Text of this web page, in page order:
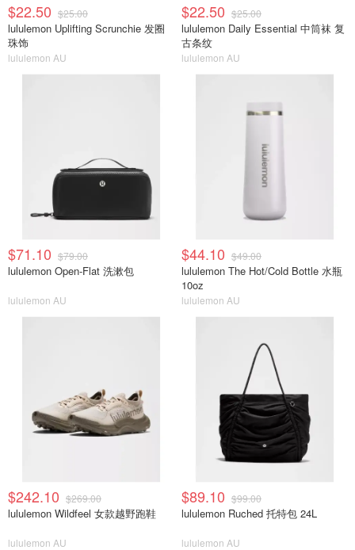
$22.50 $25.00
lululemon Uplifting Scrunchie 发圈
珠饰
lululemon AU
$22.50 $25.00
lululemon Daily Essential 中筒袜 复
古条纹
lululemon AU
$71.10 $79.00
lululemon Open-Flat 洗漱包
lululemon AU
$44.10 $49.00
lululemon The Hot/Cold Bottle 水瓶
10oz
lululemon AU
$242.10 $269.00
lululemon Wildfeel 女款越野跑鞋
lululemon AU
$89.10 $99.00
lululemon Ruched 托特包 24L
lululemon AU